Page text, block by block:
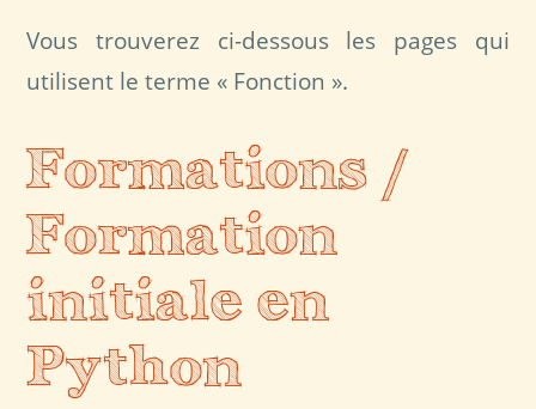
Vous trouverez ci-dessous les pages qui
utilisent le terme « Fonction ».
Formations /
Formation
initiale en
Python